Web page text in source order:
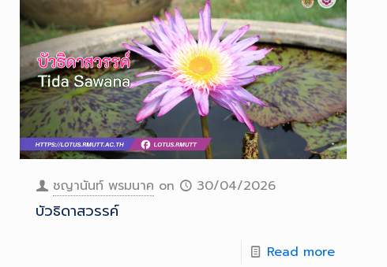
ชญานันท์ พรมนาค on 30/04/2026
บัวธิดาสวรรค์
Read more